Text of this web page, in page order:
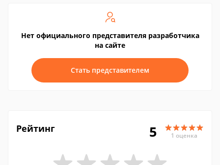
Нет официального представителя разработчика
на сайте
Стать представителем
Рейтинг 5 1 оценка